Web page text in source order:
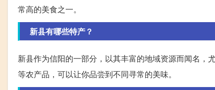
常高的美食之一。
新县有哪些特产？
新县作为信阳的一部分，以其丰富的地域资源而闻名，
等农产品，可以让你品尝到不同寻常的美味。